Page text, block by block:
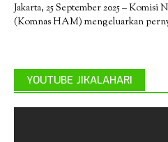
Jakarta, 25 September 2025 – Komisi
(Komnas HAM) mengeluarkan
YOUTUBE JIKALAHARI